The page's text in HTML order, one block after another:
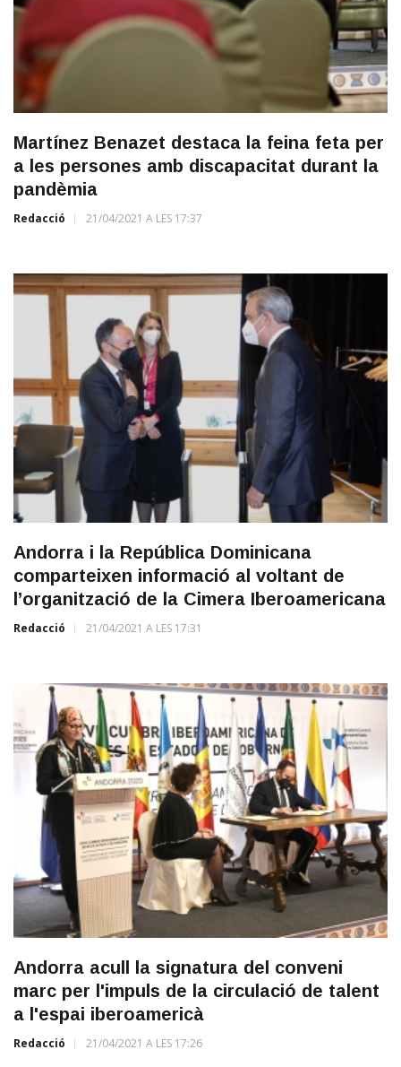
Martínez Benazet destaca la feina feta per
a les persones amb discapacitat durant la
pandèmia
Redacció 21/04/2021 A LES 17:37
Andorra i la República Dominicana
comparteixen informació al voltant de
l’organització de la Cimera Iberoamericana
Redacció 21/04/2021 A LES 17:31
Andorra acull la signatura del conveni
marc per l'impuls de la circulació de talent
a l'espai iberoamericà
Redacció 21/04/2021 A LES 17:26